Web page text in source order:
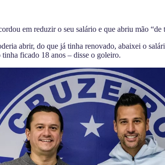
em reduzir o seu salário e que abriu mão
abrir, do que já tinha renovado, abaixei o
ficado 18 anos – disse o goleiro.